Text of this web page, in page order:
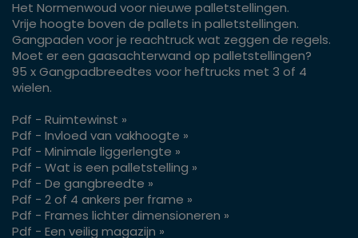
Het Normenwoud voor nieuwe palletstellingen.
Vrije hoogte boven de pallets in palletstellingen.
Gangpaden voor je reachtruck wat zeggen de regels.
Moet er een gaasachterwand op palletstellingen?
95 x Gangpadbreedtes voor heftrucks met 3 of 4
wielen.
Pdf - Ruimtewinst »
Pdf - Invloed van vakhoogte »
Pdf - Minimale liggerlengte »
Pdf - Wat is een palletstelling »
Pdf - De gangbreedte »
Pdf - 2 of 4 ankers per frame »
Pdf - Frames lichter dimensioneren »
Pdf - Een veilig magazijn »